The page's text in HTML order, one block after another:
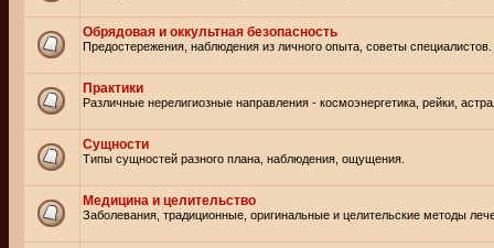
Обрядовая и оккультная безопасность
Предостережения, наблюдения из личного опыта, советы специалистов.
Практики
Различные нерелигиозные направления - космоэнергетика, рейки,
Сущности
Типы сущностей разного плана, наблюдения, ощущения.
Медицина и целительство
Заболевания, традиционные, оригинальные и целительские методы